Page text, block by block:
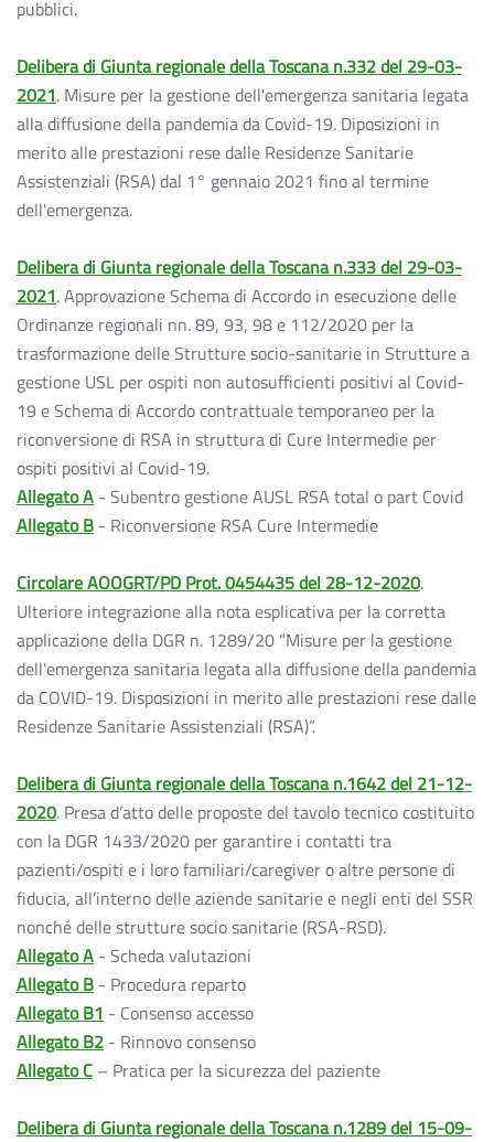
pubblici.
Delibera di Giunta regionale della Toscana n.332 del 29-03-
2021. Misure per la gestione dell'emergenza sanitaria legata
alla diffusione della pandemia da Covid-19. Diposizioni in
merito alle prestazioni rese dalle Residenze Sanitarie
Assistenziali (RSA) dal 1° gennaio 2021 fino al termine
dell'emergenza.
Delibera di Giunta regionale della Toscana n.333 del 29-03-
2021. Approvazione Schema di Accordo in esecuzione delle
Ordinanze regionali nn. 89, 93, 98 e 112/2020 per la
trasformazione delle Strutture socio-sanitarie in Strutture a
gestione USL per ospiti non autosufficienti positivi al Covid-
19 e Schema di Accordo contrattuale temporaneo per la
riconversione di RSA in struttura di Cure Intermedie per
ospiti positivi al Covid-19.
Allegato A - Subentro gestione AUSL RSA total o part Covid
Allegato B - Riconversione RSA Cure Intermedie
Circolare AOOGRT/PD Prot. 0454435 del 28-12-2020.
Ulteriore integrazione alla nota esplicativa per la corretta
applicazione della DGR n. 1289/20 “Misure per la gestione
dell'emergenza sanitaria legata alla diffusione della pandemia
da COVID-19. Disposizioni in merito alle prestazioni rese dalle
Residenze Sanitarie Assistenziali (RSA)”.
Delibera di Giunta regionale della Toscana n.1642 del 21-12-
2020. Presa d’atto delle proposte del tavolo tecnico costituito
con la DGR 1433/2020 per garantire i contatti tra
pazienti/ospiti e i loro familiari/caregiver o altre persone di
fiducia, all’interno delle aziende sanitarie e negli enti del SSR
nonché delle strutture socio sanitarie (RSA-RSD).
Allegato A - Scheda valutazioni
Allegato B - Procedura reparto
Allegato B1 - Consenso accesso
Allegato B2 - Rinnovo consenso
Allegato C – Pratica per la sicurezza del paziente
Delibera di Giunta regionale della Toscana n.1289 del 15-09-